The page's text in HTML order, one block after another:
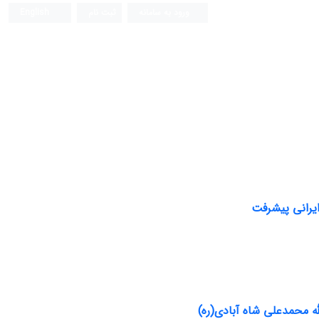
پیشرفت
محمدعلی شاه آبادی(ره)